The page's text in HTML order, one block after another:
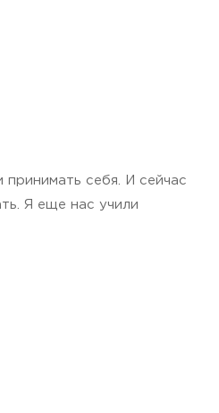
себя. И сейчас
Я еще нас учили